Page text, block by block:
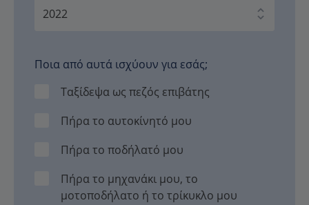
Ποια από αυτά ισχύουν για εσάς;
Ταξίδεψα ως πεζός επιβάτης
Πήρα το αυτοκίνητό μου
Πήρα το ποδήλατό μου
Πήρα το μηχανάκι μου, το
μοτοποδήλατο ή το τρίκυκλο μου